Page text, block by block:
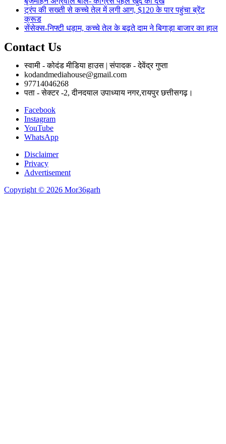
ट्रंप की सख्ती से कच्चे तेल में लगी आग, $120 के पार पहुंचा ब्रेंट
क्रूड
सेंसेक्स-निफ्टी धड़ाम, कच्चे तेल के बढ़ते दाम ने बिगाड़ा बाजार का हाल
Contact Us
स्वामी - कोदंड मीडिया हाउस | संपादक - देवेंद्र गुप्ता
kodandmediahouse@gmail.com
97714046268
पता - सेक्टर -2, दीनदयाल उपाध्याय नगर,रायपुर छत्तीसगढ़।
Facebook
Instagram
YouTube
WhatsApp
Disclaimer
Privacy
Advertisement
Copyright © 2026 Mor36garh